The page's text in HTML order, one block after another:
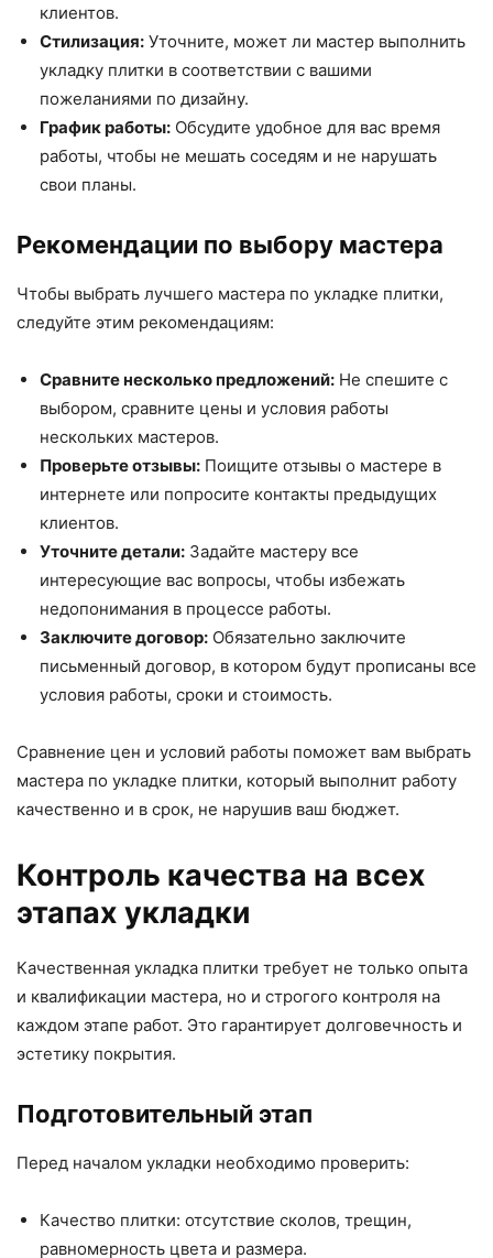
клиентов.
Стилизация: Уточните, может ли мастер выполнить
укладку плитки в соответствии с вашими
пожеланиями по дизайну.
График работы: Обсудите удобное для вас время
работы, чтобы не мешать соседям и не нарушать
свои планы.
Рекомендации по выбору мастера
Чтобы выбрать лучшего мастера по укладке плитки,
следуйте этим рекомендациям:
Сравните несколько предложений: Не спешите с
выбором, сравните цены и условия работы
нескольких мастеров.
Проверьте отзывы: Поищите отзывы о мастере в
интернете или попросите контакты предыдущих
клиентов.
Уточните детали: Задайте мастеру все
интересующие вас вопросы, чтобы избежать
недопонимания в процессе работы.
Заключите договор: Обязательно заключите
письменный договор, в котором будут прописаны все
условия работы, сроки и стоимость.
Сравнение цен и условий работы поможет вам выбрать
мастера по укладке плитки, который выполнит работу
качественно и в срок, не нарушив ваш бюджет.
Контроль качества на всех
этапах укладки
Качественная укладка плитки требует не только опыта
и квалификации мастера, но и строгого контроля на
каждом этапе работ. Это гарантирует долговечность и
эстетику покрытия.
Подготовительный этап
Перед началом укладки необходимо проверить:
Качество плитки: отсутствие сколов, трещин,
равномерность цвета и размера.